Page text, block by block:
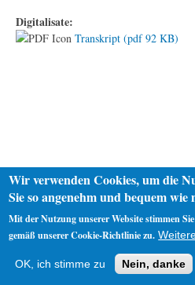
Digitalisate:
Transkript (pdf 92 KB)
Impressum
Wir verwenden Cookies, um die
Sie so angenehm und bequem wie
Mit der Nutzung unserer Website stimmen
gemäß unserer Cookie-Richtlinie zu.
OK, ich stimme zu Nein, danke